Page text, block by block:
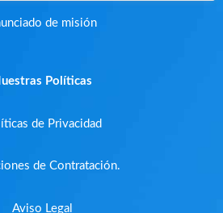
de misión
Políticas
de Privacidad
de Contratación.
Aviso Legal